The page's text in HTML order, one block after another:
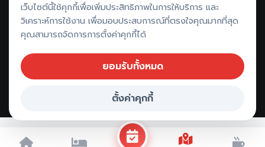
ติดต่อรีวิว // ลงโฆษณา
2026 All rights reserved |
เว็บไซต์นี้ใช้คุกกี้เพื่อเพิ่มประสิทธิภาพในการให้บริการ และ
วิเคราะห์การใช้งาน เพื่อมอบประสบการณ์ที่ตรงใจคุณมากที่สุด
คุณสามารถจัดการการตั้งค่าคุกกี้ได้
ยอมรับทั้งหมด
ตั้งค่าคุกกี้